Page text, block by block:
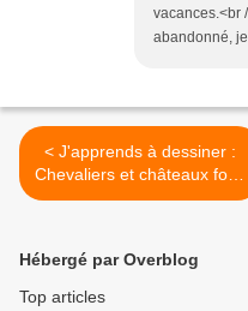
vacances.<br
abandonné,
< J'apprends à dessiner :
Chevaliers et châteaux forts
- Princesses
Hébergé par Overblog
Top articles